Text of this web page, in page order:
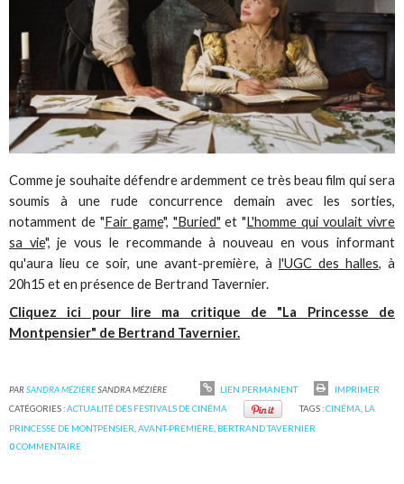
Comme je souhaite défendre ardemment ce très beau film qui sera
soumis à une rude concurrence demain avec les sorties,
notamment de "Fair game", "Buried" et "L'homme qui voulait vivre
sa vie", je vous le recommande à nouveau en vous informant
qu'aura lieu ce soir, une avant-première, à l'UGC des halles, à
20h15 et en présence de Bertrand Tavernier.
Cliquez ici pour lire ma critique de "La Princesse de
Montpensier" de Bertrand Tavernier.
PARSANDRA MÉZIÈRESANDRA MÉZIÈRE LIEN PERMANENT
IMPRIMER
CATÉGORIES :ACTUALITÉ DES FESTIVALS DE CINÉMA TAGS :CINÉMA LA
PRINCESSE DE MONTPENSIER ,AVANT-PREMIÈRE BERTRAND TAVERNIER
0COMMENTAIRE